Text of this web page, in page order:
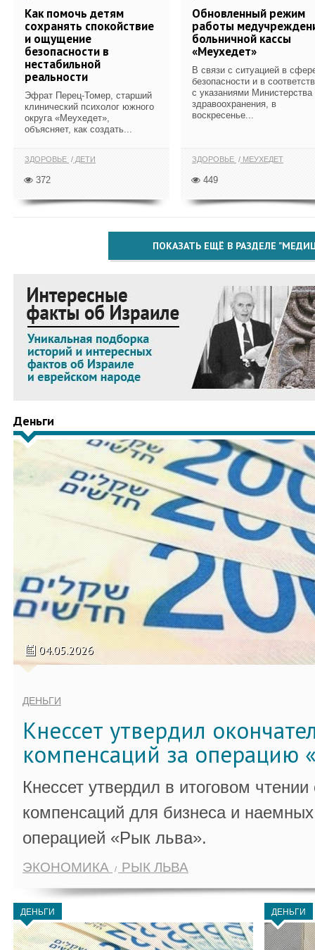
Как помочь детям
сохранять спокойствие
и ощущение
безопасности в
нестабильной
реальности
Эфрат Перец-Томер, старший
клинический психолог южного
округа «Меухедет»,
объясняет, как создать...
ЗДОРОВЬЕ ДЕТИ
372
Обновленный режим
работы
больничной кассы
«Меухедет»
В связи с ситуацией в
безопасности и в
с указаниями Министерства
здравоохранения, в
воскресенье...
ЗДОРОВЬЕ МЕУХЕДЕТ
449
ПОКАЗАТЬ ЕЩЁ В РАЗДЕЛЕ
Деньги
04.05.2026
ДЕНЬГИ
Кнессет утвердил
компенсаций за операцию
Кнессет утвердил в итоговом
компенсаций для бизнеса и
операцией «Рык льва».
ЭКОНОМИКА РЫК ЛЬВА
ДЕНЬГИ ДЕНЬГИ